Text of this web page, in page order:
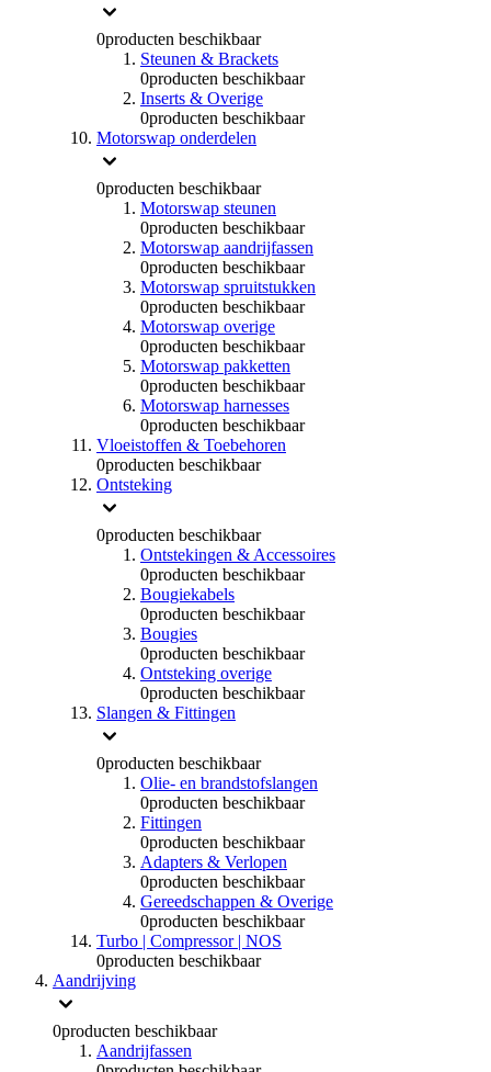
0producten beschikbaar
Steunen & Brackets
0producten beschikbaar
Inserts & Overige
0producten beschikbaar
Motorswap onderdelen
0producten beschikbaar
Motorswap steunen
0producten beschikbaar
Motorswap aandrijfassen
0producten beschikbaar
Motorswap spruitstukken
0producten beschikbaar
Motorswap overige
0producten beschikbaar
Motorswap pakketten
0producten beschikbaar
Motorswap harnesses
0producten beschikbaar
Vloeistoffen & Toebehoren
0producten beschikbaar
Ontsteking
0producten beschikbaar
Ontstekingen & Accessoires
0producten beschikbaar
Bougiekabels
0producten beschikbaar
Bougies
0producten beschikbaar
Ontsteking overige
0producten beschikbaar
Slangen & Fittingen
0producten beschikbaar
Olie- en brandstofslangen
0producten beschikbaar
Fittingen
0producten beschikbaar
Adapters & Verlopen
0producten beschikbaar
Gereedschappen & Overige
0producten beschikbaar
Turbo | Compressor | NOS
0producten beschikbaar
Aandrijving
0producten beschikbaar
Aandrijfassen